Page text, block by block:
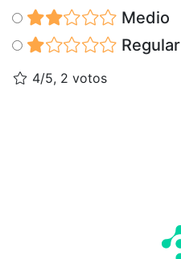
Medio
Regular
4/5, 2 votos